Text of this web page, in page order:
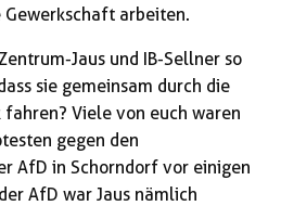
Gewerkschaft arbeiten.
Jaus und IB-Sellner so
sie gemeinsam durch die
fahren? Viele von euch waren
gegen den
AfD in Schorndorf vor einigen
AfD war Jaus nämlich